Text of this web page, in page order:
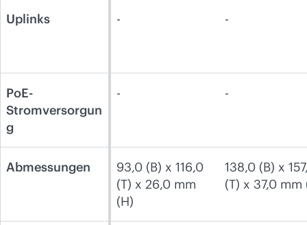
Uplinks - -
PoE-
Stromversorgun
g
- -
Abmessungen
93,0 (B) x 116,0
(T) x 26,0 mm
(H)
138,0 (B) x
(T) x 37,0 mm